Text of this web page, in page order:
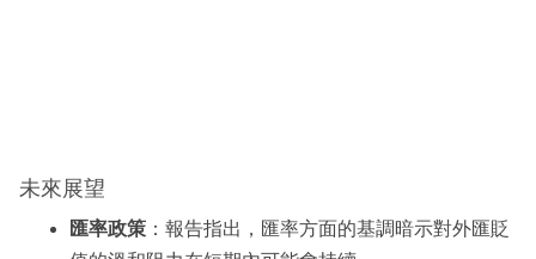
未來展望
匯率政策 ：報告指出，匯率方面的基調暗示對外匯貶